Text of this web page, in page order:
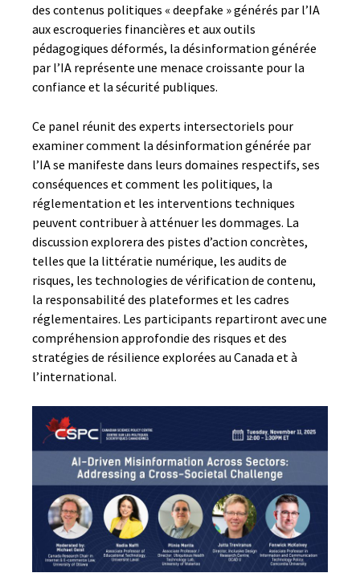
des contenus politiques « deepfake » générés par l’IA
aux escroqueries financières et aux outils
pédagogiques déformés, la désinformation générée
par l’IA représente une menace croissante pour la
confiance et la sécurité publiques.
Ce panel réunit des experts intersectoriels pour
examiner comment la désinformation générée par
l’IA se manifeste dans leurs domaines respectifs, ses
conséquences et comment les politiques, la
réglementation et les interventions techniques
peuvent contribuer à atténuer les dommages. La
discussion explorera des pistes d’action concrètes,
telles que la littératie numérique, les audits de
risques, les technologies de vérification de contenu,
la responsabilité des plateformes et les cadres
réglementaires. Les participants repartiront avec une
compréhension approfondie des risques et des
stratégies de résilience explorées au Canada et à
l’international.